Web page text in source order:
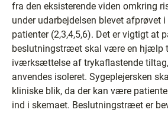
fra den eksisterende viden omkring
under udarbejdelsen blevet afprøvet
patienter (2,3,4,5,6). Det er vigtigt at
beslutningstræet skal være en hjælp
iværksættelse af trykaflastende
anvendes isoleret. Sygeplejersken
kliniske blik, da der kan være
ind i skemaet. Beslutningstræet er